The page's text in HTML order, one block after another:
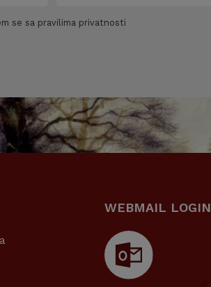
se sa pravilima privatnosti
WEBMAIL LOGIN